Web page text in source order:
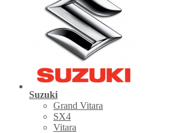
Suzuki
Grand Vitara
SX4
Vitara